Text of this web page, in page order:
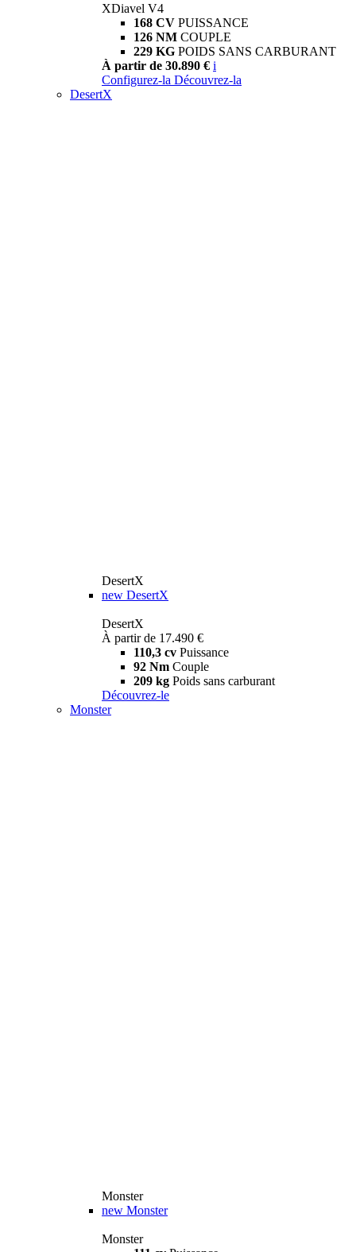
XDiavel V4
168 CV PUISSANCE
126 NM COUPLE
229 KG POIDS SANS CARBURANT
À partir de 30.890 € i
Configurez-la Découvrez-la
DesertX
DesertX
new DesertX
DesertX
À partir de 17.490 €
110,3 cv Puissance
92 Nm Couple
209 kg Poids sans carburant
Découvrez-le
Monster
Monster
new Monster
Monster